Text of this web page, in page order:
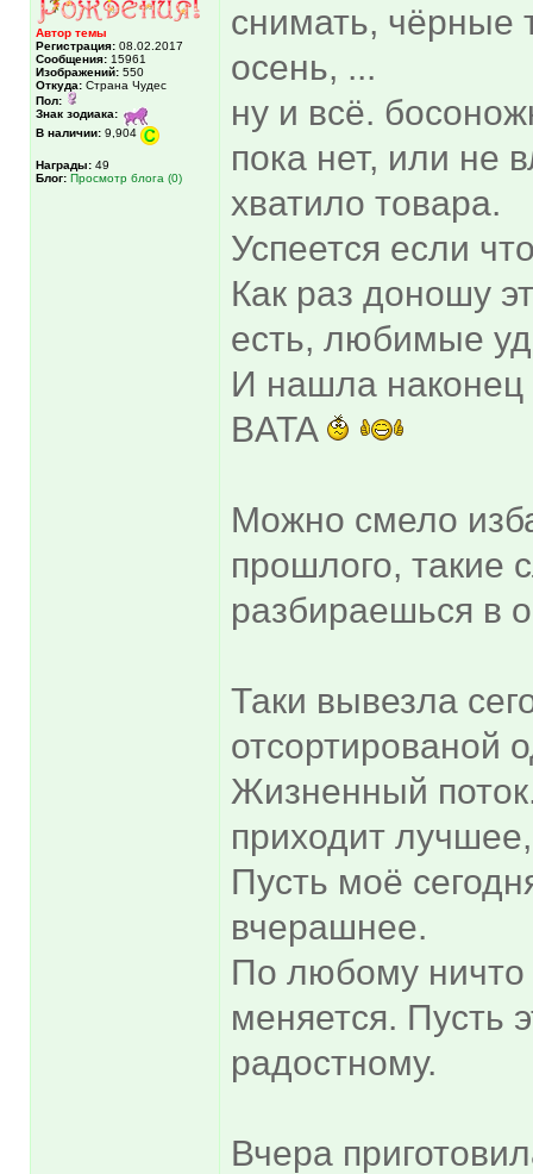
Автор темы
Регистрация: 08.02.2017
Сообщения: 15961
Изображений: 550
Откуда: Страна Чудес
Пол:
Знак зодиака:
В наличии: 9,904
Награды: 49
Блог: Просмотр блога (0)
снимать, чёрные
осень, ...
ну и всё.
пока нет, или не
хватило товара.
Успеется если
Как раз доношу
есть, любимые
И нашла
BATA
Можно смело
прошлого, такие
разбираешься в
Таки вывезла
отсортированой
Жизненный
приходит
Пусть моё
вчерашнее.
По любому ничто
меняется. Пусть
радостному.
Вчера